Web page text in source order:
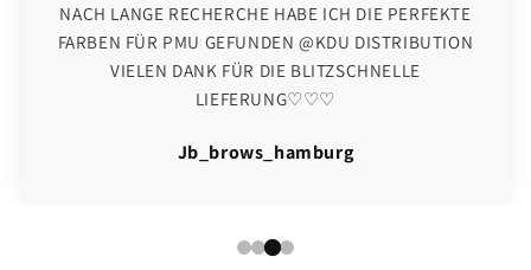
NACH LANGE RECHERCHE HABE ICH DIE PERFEKTE
FARBEN FÜR PMU GEFUNDEN @KDU DISTRIBUTION
VIELEN DANK FÜR DIE BLITZSCHNELLE
LIEFERUNG♡♡♡
Jb_brows_hamburg